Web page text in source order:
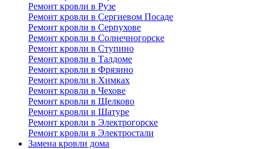
Ремонт кровли в Рузе
Ремонт кровли в Сергиевом Посаде
Ремонт кровли в Серпухове
Ремонт кровли в Солнечногорске
Ремонт кровли в Ступино
Ремонт кровли в Талдоме
Ремонт кровли в Фрязино
Ремонт кровли в Химках
Ремонт кровли в Чехове
Ремонт кровли в Щелково
Ремонт кровли в Шатуре
Ремонт кровли в Электрогорске
Ремонт кровли в Электростали
Замена кровли дома